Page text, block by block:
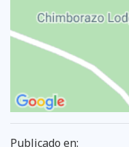
Publicado en: